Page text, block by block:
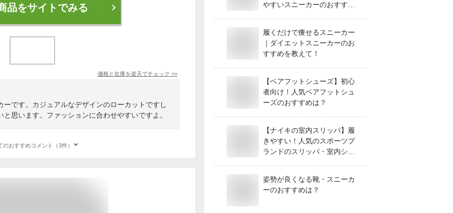
品をサイトでみる
価格と在庫を楽天でチェック >>
です。カジュアルなデザインのローカットですし
思います。ファッションに合わせやすいですよ。
のおすすめコメント（3件）
やすいスニーカーのおすすめ
履くだけで痩せるスニーカー
｜ダイエットスニーカーのお
すすめを教えて！
【ベアフットシューズ】初心
者向け！人気ベアフットシュ
ーズのおすすめは？
【ナイキの室内スリッパ】履
きやすい！人気のスポーツブ
ランドのスリッパ・室内シュ
姿勢が良くなる靴・スニーカ
ーのおすすめは？